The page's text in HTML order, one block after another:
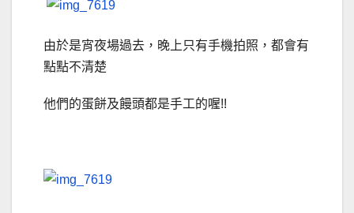
由於是宵夜場過去，晚上只有手機拍照，都會有
點點不清楚
他們的蛋餅及饅頭都是手工的喔!!